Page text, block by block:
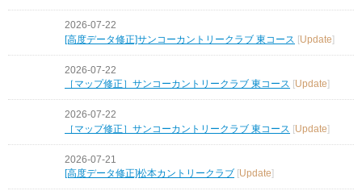
2026-07-22
[高度データ修正]サンコーカントリークラブ 東コース [Update]
2026-07-22
［マップ修正］サンコーカントリークラブ 東コース [Update]
2026-07-22
［マップ修正］サンコーカントリークラブ 東コース [Update]
2026-07-21
[高度データ修正]松本カントリークラブ [Update]